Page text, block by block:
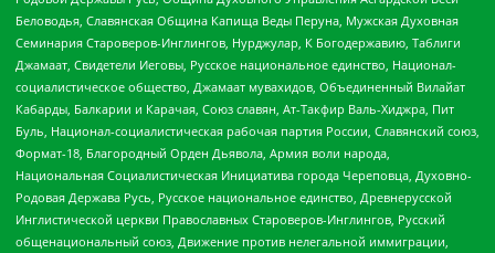
Беловодья, Славянская Община Капища Веды Перуна, Мужская Духовная
Семинария Староверов-Инглингов, Нурджулар, К Богодержавию, Таблиги
Джамаат, Свидетели Иеговы, Русское национальное единство, Национал-
социалистическое общество, Джамаат мувахидов, Объединенный Вилайат
Кабарды, Балкарии и Карачая, Союз славян, Ат-Такфир Валь-Хиджра, Пит
Буль, Национал-социалистическая рабочая партия России, Славянский союз,
Формат-18, Благородный Орден Дьявола, Армия воли народа,
Национальная Социалистическая Инициатива города Череповца, Духовно-
Родовая Держава Русь, Русское национальное единство, Древнерусской
Инглистической церкви Православных Староверов-Инглингов, Русский
общенациональный союз, Движение против нелегальной иммиграции,